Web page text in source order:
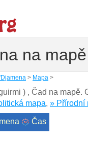
na mapě
> Mapa >
) , Čad na mapě.
mapa, » Přírodní
Čas